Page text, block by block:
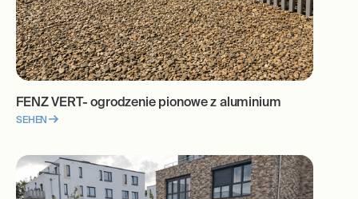
FENZ VERT- ogrodzenie pionowe z aluminium
SEHEN